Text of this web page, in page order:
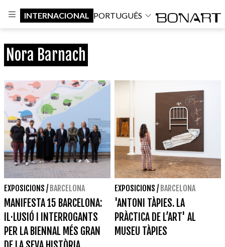
INTERNACIONAL PORTUGUÊS
Nora Barnach
EXPOSICIONS / BARCELONA
MANIFESTA 15 BARCELONA:
IL·LUSIÓ I INTERROGANTS
PER LA BIENNAL MÉS GRAN
EXPOSICIONS / BARCELONA
'ANTONI TÀPIES. LA
PRÀCTICA DE L’ART' AL
MUSEU TÀPIES